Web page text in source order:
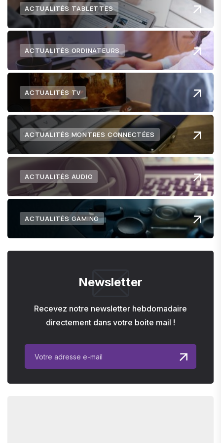
ACTUALITÉS TABLETTES
ACTUALITÉS ORDINATEURS
ACTUALITÉS TV
ACTUALITÉS MONTRES CONNECTÉES
ACTUALITÉS AUDIO
ACTUALITÉS GAMING
Newsletter
Recevez notre newsletter hebdomadaire
directement dans votre boite mail !